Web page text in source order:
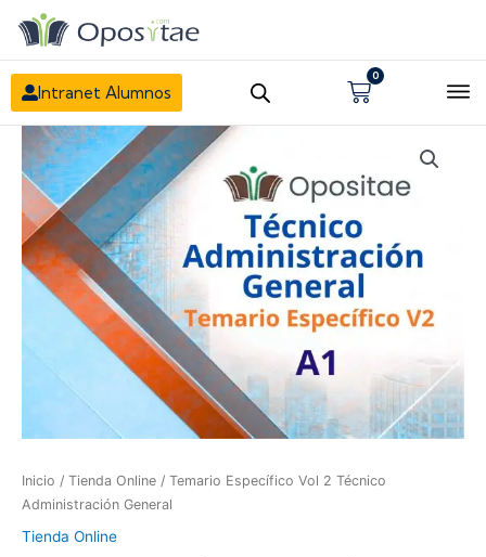
Intranet Alumnos
0
Carrito
Inicio / Tienda Online / Temario Específico Vol 2 Técnico
Administración General
Tienda Online